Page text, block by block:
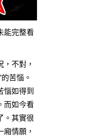
能完整看
不對，
苦惱。
惱如得到
而如今看
。其實很
情願，